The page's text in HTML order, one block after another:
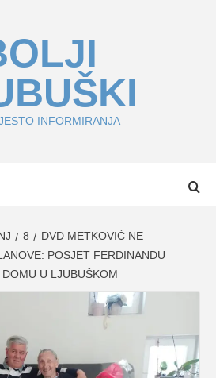
INFORMIRANJA
8
DVD METKOVIĆ NE
POSJET FERDINANDU
U LJUBUŠKOM